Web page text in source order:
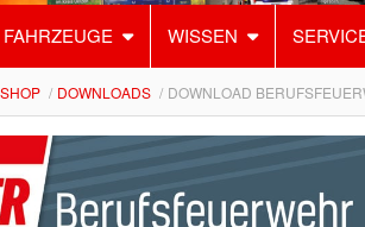
FAHRZEUGE WISSEN
SHOP DOWNLOADS DOWNLOAD